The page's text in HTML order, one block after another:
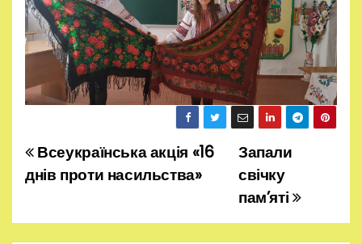
Н
а
в
Запали
свічку
пам’яті
Всеукраїнська акція «16
днів проти насильства»